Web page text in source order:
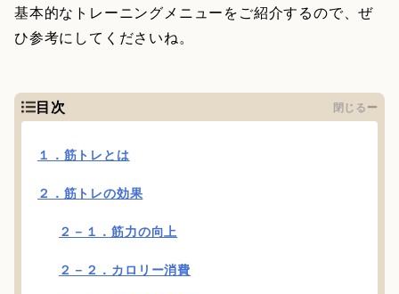
基本的なトレーニングメニューをご紹介するので、ぜ
ひ参考にしてくださいね。
目次 閉じる
１．筋トレとは
２．筋トレの効果
２－１．筋力の向上
２－２．カロリー消費